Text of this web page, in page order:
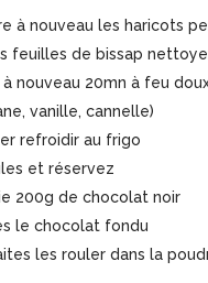
à nouveau les haricots
feuilles de bissap
nouveau 20mn à feu
vanille, cannelle)
refroidir au frigo
et réservez
200g de chocolat noir
le chocolat fondu
les rouler dans la